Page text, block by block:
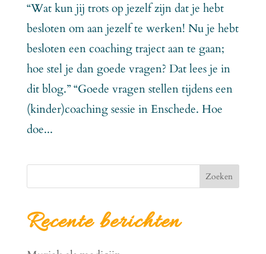
“Wat kun jij trots op jezelf zijn dat je hebt
besloten om aan jezelf te werken! Nu je hebt
besloten een coaching traject aan te gaan;
hoe stel je dan goede vragen? Dat lees je in
dit blog.” “Goede vragen stellen tijdens een
(kinder)coaching sessie in Enschede. Hoe
doe...
Zoeken
Recente berichten